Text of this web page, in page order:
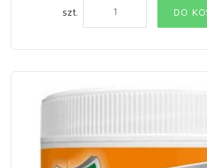
szt. DO